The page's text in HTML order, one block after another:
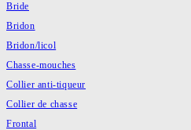
Bride
Bridon
Bridon/licol
Chasse-mouches
Collier anti-tiqueur
Collier de chasse
Frontal